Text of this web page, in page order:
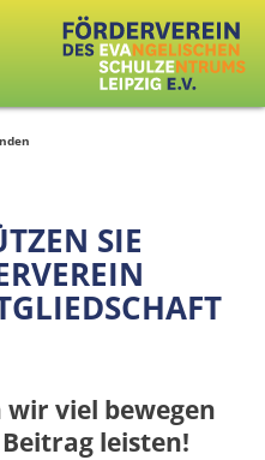
SIE
viel bewegen
leisten!